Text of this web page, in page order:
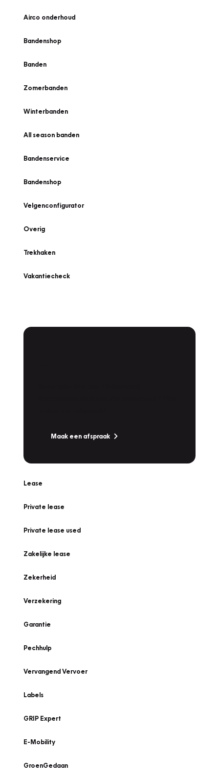
Airco onderhoud
Bandenshop
Banden
Zomerbanden
Winterbanden
All season banden
Bandenservice
Bandenshop
Velgenconfigurator
Overig
Trekhaken
Vakantiecheck
Maak een afspraak
Lease
Private lease
Private lease used
Zakelijke lease
Zekerheid
Verzekering
Garantie
Pechhulp
Vervangend Vervoer
Labels
GRIP Expert
E-Mobility
GroenGedaan